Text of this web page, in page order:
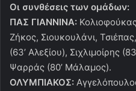
Οι συνθέσεις των ομάδων:
ΠΑΣ ΓΙΑΝΝΙΝΑ:
Ζήκος, Σιουκουλάνι,
(63’ Αλεξίου), Σιχλιμοίρης
Ψαρράς (80’ Μάλαμος).
ΟΛΥΜΠΙΑΚΟΣ: